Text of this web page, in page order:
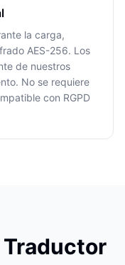
la carga,
AES-256. Los
de nuestros
No se requiere
con RGPD